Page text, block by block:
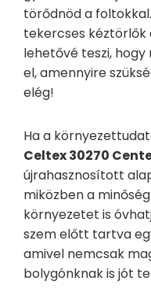
törődnöd a
tekercses kéztörlők
lehetővé teszi, hogy
el, amennyire
elég!
Ha a
Celtex 30270
újrahasznosított
miközben a
környezetet is
szem előtt tartva
amivel nemcsak
bolygónknak is jót